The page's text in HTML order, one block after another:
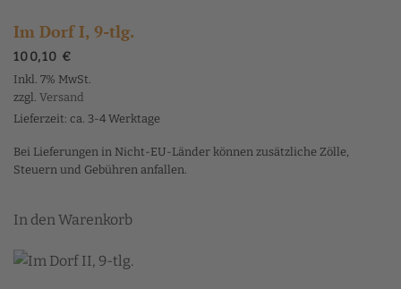
Im Dorf I, 9-tlg.
100,10 €
Inkl. 7% MwSt.
zzgl. Versand
Lieferzeit: ca. 3-4 Werktage
Bei Lieferungen in Nicht-EU-Länder können zusätzliche Zölle,
Steuern und Gebühren anfallen.
In den Warenkorb